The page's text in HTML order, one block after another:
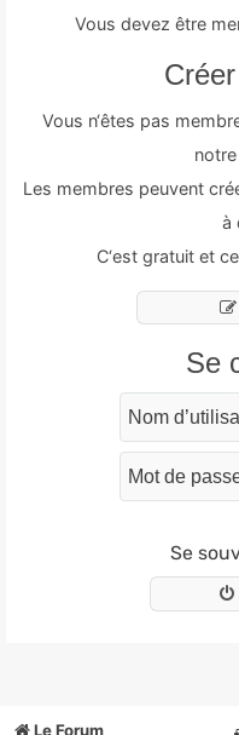
Vous devez être
Vous n‘êtes pas
Les membres peuvent
à
C‘est gratuit et
Se
Se
Le Forum